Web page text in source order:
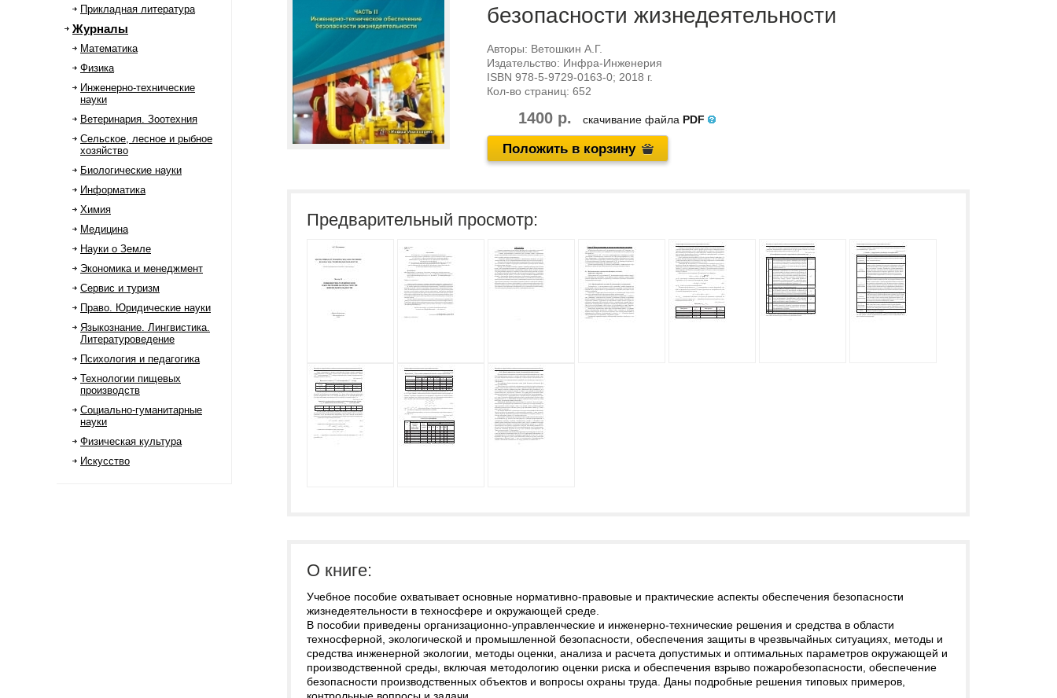
Прикладная литература
Журналы
Математика
Физика
Инженерно-технические
науки
Ветеринария. Зоотехния
Сельское, лесное и рыбное
хозяйство
Биологические науки
Информатика
Химия
Медицина
Науки о Земле
Экономика и менеджмент
Сервис и туризм
Право. Юридические науки
Языкознание. Лингвистика.
Литературоведение
Психология и педагогика
Технологии пищевых
производств
Социально-гуманитарные
науки
Физическая культура
Искусство
безопасности жизнедеятельности
Авторы: Ветошкин А.Г.
Издательство: Инфра-Инженерия
ISBN 978-5-9729-0163-0; 2018 г.
Кол-во страниц: 652
1400 р. скачивание файла PDF
Положить в корзину
Предварительный просмотр:
О книге:
Учебное пособие охватывает основные нормативно-правовые и практические аспекты обеспечения безопасности
жизнедеятельности в техносфере и окружающей среде.
В пособии приведены организационно-управленческие и инженерно-технические решения и средства в области
техносферной, экологической и промышленной безопасности, обеспечения защиты в чрезвычайных ситуациях, методы и
средства инженерной экологии, методы оценки, анализа и расчета допустимых и оптимальных параметров окружающей и
производственной среды, включая методологию оценки риска и обеспечения взрыво пожаробезопасности, обеспечение
безопасности производственных объектов и вопросы охраны труда. Даны подробные решения типовых примеров,